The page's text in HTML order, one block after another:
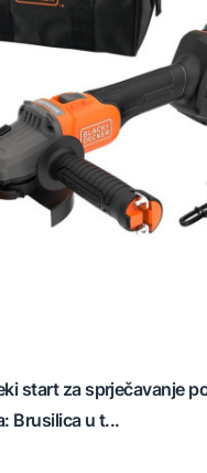
start za sprječavanje
Brusilica u t...